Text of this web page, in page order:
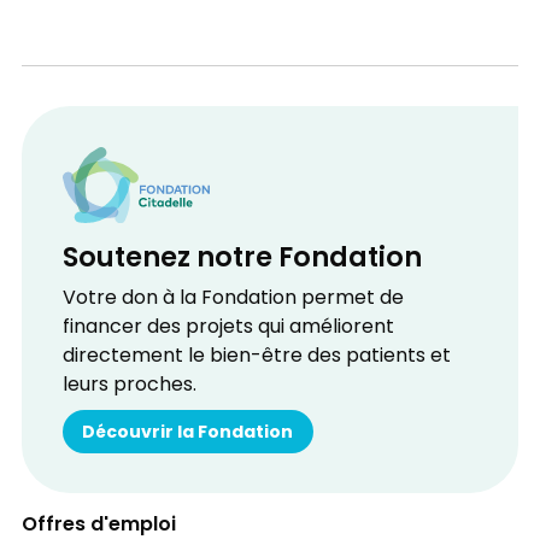
Soutenez notre Fondation
Votre don à la Fondation permet de
financer des projets qui améliorent
directement le bien-être des patients et
leurs proches.
Découvrir la Fondation
Offres d'emploi